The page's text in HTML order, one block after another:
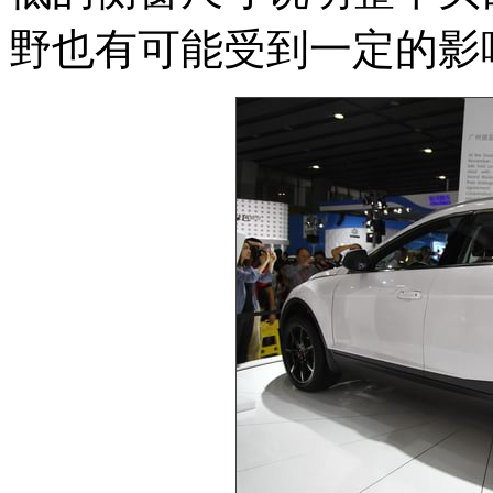
野也有可能受到一定的影